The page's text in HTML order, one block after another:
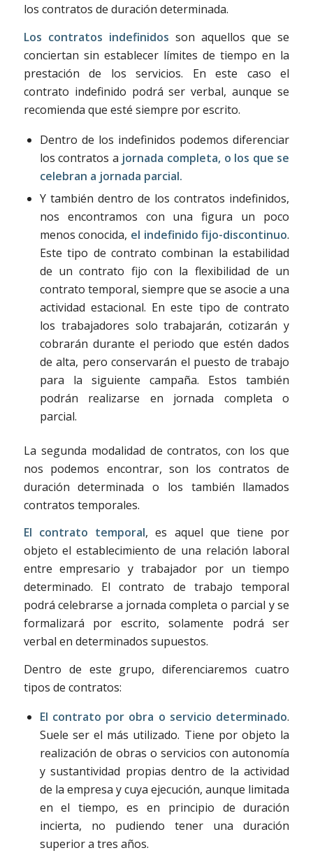
los contratos de duración determinada.
Los contratos indefinidos son aquellos que se
conciertan sin establecer límites de tiempo en la
prestación de los servicios. En este caso el
contrato indefinido podrá ser verbal, aunque se
recomienda que esté siempre por escrito.
Dentro de los indefinidos podemos diferenciar
los contratos a jornada completa, o los que se
celebran a jornada parcial.
Y también dentro de los contratos indefinidos,
nos encontramos con una figura un poco
menos conocida, el indefinido fijo-discontinuo.
Este tipo de contrato combinan la estabilidad
de un contrato fijo con la flexibilidad de un
contrato temporal, siempre que se asocie a una
actividad estacional. En este tipo de contrato
los trabajadores solo trabajarán, cotizarán y
cobrarán durante el periodo que estén dados
de alta, pero conservarán el puesto de trabajo
para la siguiente campaña. Estos también
podrán realizarse en jornada completa o
parcial.
La segunda modalidad de contratos, con los que
nos podemos encontrar, son los contratos de
duración determinada o los también llamados
contratos temporales.
El contrato temporal, es aquel que tiene por
objeto el establecimiento de una relación laboral
entre empresario y trabajador por un tiempo
determinado. El contrato de trabajo temporal
podrá celebrarse a jornada completa o parcial y se
formalizará por escrito, solamente podrá ser
verbal en determinados supuestos.
Dentro de este grupo, diferenciaremos cuatro
tipos de contratos:
El contrato por obra o servicio determinado.
Suele ser el más utilizado. Tiene por objeto la
realización de obras o servicios con autonomía
y sustantividad propias dentro de la actividad
de la empresa y cuya ejecución, aunque limitada
en el tiempo, es en principio de duración
incierta, no pudiendo tener una duración
superior a tres años.